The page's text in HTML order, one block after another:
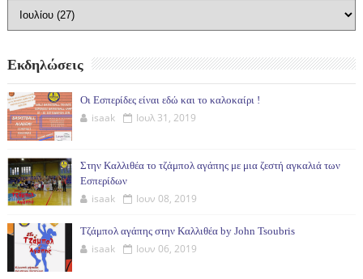
Εκδηλώσεις
Οι Εσπερίδες είναι εδώ και το καλοκαίρι !
isaak Ιουλ 31, 2019
Στην Καλλιθέα το τζάμπολ αγάπης με μια ζεστή αγκαλιά των
Εσπερίδων
isaak Ιουν 08, 2019
Τζάμπολ αγάπης στην Καλλιθέα by John Tsoubris
isaak Ιουν 06, 2019